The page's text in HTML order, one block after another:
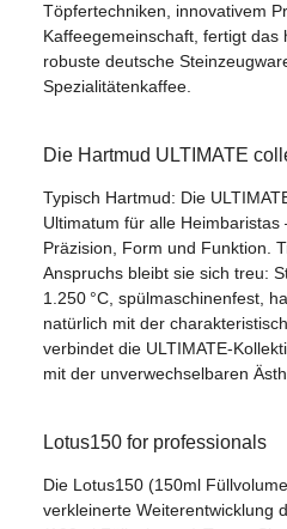
Töpfertechniken, innovativem
Kaffeegemeinschaft, fertigt das
robuste deutsche
Spezialitätenkaffee.
Die Hartmud ULTIMATE
Typisch Hartmud: Die
Ultimatum für alle Heimbaristas
Präzision, Form und Funktion.
Anspruchs bleibt sie sich treu:
1.250 °C, spülmaschinenfest,
natürlich mit der
verbindet die ULTIMATE-
mit der unverwechselbaren
Lotus150 for professionals
Die Lotus150 (150ml
verkleinerte Weiterentwicklung